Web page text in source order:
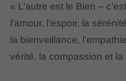
« L’autre est le Bien –
l’amour, l’espoir, la
la bienveillance,
vérité, la compassion et la